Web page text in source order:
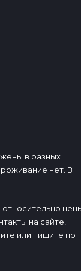
в разных
нет. В
на сайте,
или пишите по